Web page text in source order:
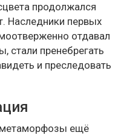
продолжался
Наследники первых
отдавал
стали пренебрегать
и преследовать
метаморфозы ещё